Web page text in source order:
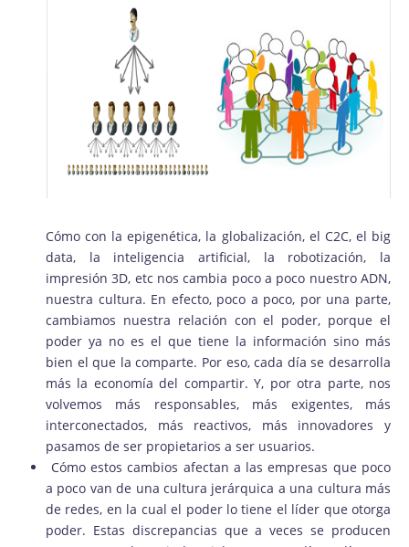
Cómo con la epigenética, la globalización, el C2C, el big
data, la inteligencia artificial, la robotización, la
impresión 3D, etc nos cambia poco a poco nuestro ADN,
nuestra cultura. En efecto, poco a poco, por una parte,
cambiamos nuestra relación con el poder, porque el
poder ya no es el que tiene la información sino más
bien el que la comparte. Por eso, cada día se desarrolla
más la economía del compartir. Y, por otra parte, nos
volvemos más responsables, más exigentes, más
interconectados, más reactivos, más innovadores y
pasamos de ser propietarios a ser usuarios.
Cómo estos cambios afectan a las empresas que poco
a poco van de una cultura jerárquica a una cultura más
de redes, en la cual el poder lo tiene el líder que otorga
poder. Estas discrepancias que a veces se producen